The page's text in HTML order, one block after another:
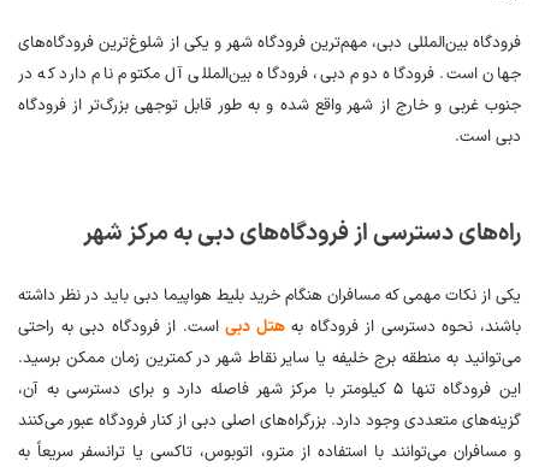
فرودگاه بین‌المللی دبی، مهم‌ترین فرودگاه شهر و یکی از شلوغ‌ترین فرودگاه‌های
جهان است. فرودگاه دوم دبی، فرودگاه بین‌المللی آل مکتوم نام دارد که در
جنوب غربی و خارج از شهر واقع شده و به طور قابل توجهی بزرگ‌تر از فرودگاه
دبی است.
راه‌های دسترسی از فرودگاه‌های دبی به مرکز شهر
یکی از نکات مهمی که مسافران هنگام خرید بلیط هواپیما دبی باید در نظر داشته
باشند، نحوه دسترسی از فرودگاه بههتل دبیاست. از فرودگاه دبی به راحتی
می‌توانید به منطقه برج خلیفه یا سایر نقاط شهر در کمترین زمان ممکن برسید.
این فرودگاه تنها ۵ کیلومتر با مرکز شهر فاصله دارد و برای دسترسی به آن،
گزینه‌های متعددی وجود دارد. بزرگراه‌های اصلی دبی از کنار فرودگاه عبور می‌کنند
و مسافران می‌توانند با استفاده از مترو، اتوبوس، تاکسی یا ترانسفر سریعاً به